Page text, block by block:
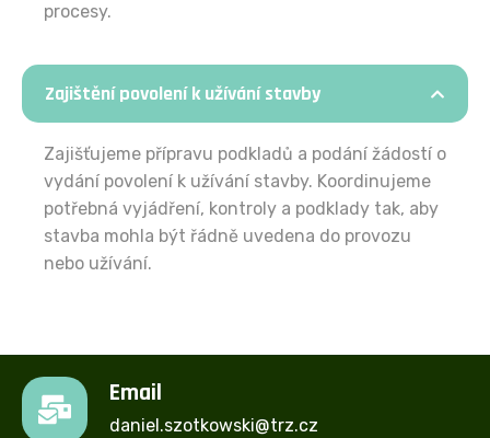
procesy.
Zajištění povolení k užívání stavby
Zajišťujeme přípravu podkladů a podání žádostí o
vydání povolení k užívání stavby. Koordinujeme
potřebná vyjádření, kontroly a podklady tak, aby
stavba mohla být řádně uvedena do provozu
nebo užívání.
Email
daniel.szotkowski@trz.cz